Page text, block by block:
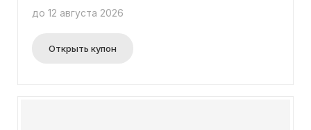
акцией, вам необходимо сделать заказ на сумму
напитков). Подробная информация об условиях
доставки представлена на странице, где вы
до 12 августа 2026
Открыть купон